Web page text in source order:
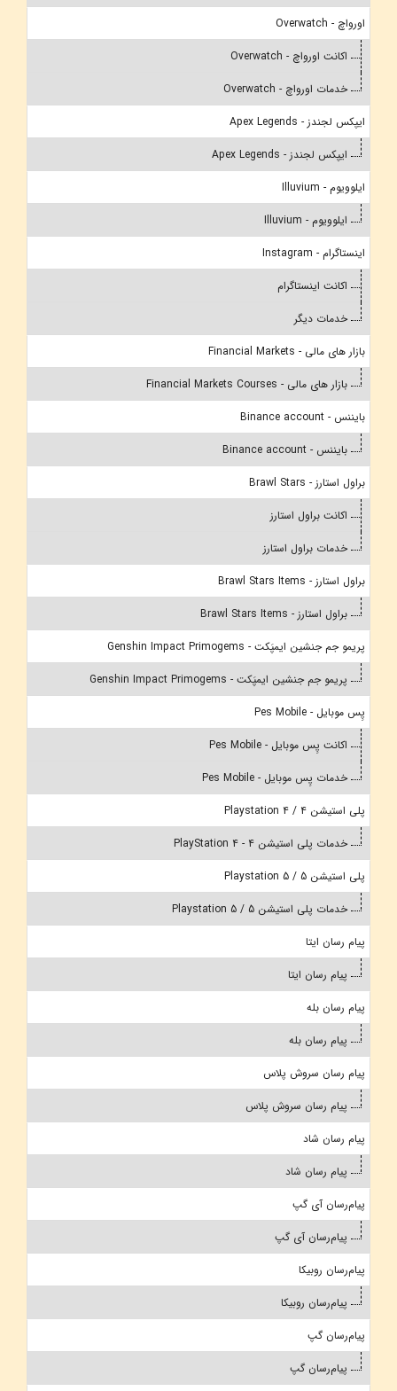
اورواچ - Overwatch
اکانت اورواچ - Overwatch
خدمات اورواچ - Overwatch
ایپکس لجندز - Apex Legends
ایپکس لجندز - Apex Legends
ایلوویوم - Illuvium
ایلوویوم - Illuvium
اینستاگرام - Instagram
اکانت اینستاگرام
خدمات دیگر
بازار های مالی - Financial Markets
بازار های مالی - Financial Markets Courses
بایننس - Binance account
بایننس - Binance account
براول استارز - Brawl Stars
اکانت براول استارز
خدمات براول استارز
براول استارز - Brawl Stars Items
براول استارز - Brawl Stars Items
پریمو جم جنشین ایمپَکت - Genshin Impact Primogems
پریمو جم جنشین ایمپَکت - Genshin Impact Primogems
پِس موبایل - Pes Mobile
اکانت پِس موبایل - Pes Mobile
خدمات پِس موبایل - Pes Mobile
پلی استیشن 4 / Playstation 4
خدمات پلی استیشن 4 - PlayStation 4
پلی استیشن 5 / Playstation 5
خدمات پلی استیشن 5 / Playstation 5
پیام رسان ایتا
پیام رسان ایتا
پیام رسان بله
پیام رسان بله
پیام رسان سروش پلاس
پیام رسان سروش پلاس
پیام رسان شاد
پیام رسان شاد
پیام‌رسان آی گپ
پیام‌رسان آی گپ
پیام‌رسان روبیکا
پیام‌رسان روبیکا
پیام‌رسان گپ
پیام‌رسان گپ